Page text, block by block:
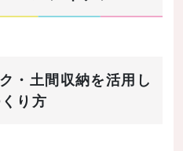
・土間収納を活用し
り方